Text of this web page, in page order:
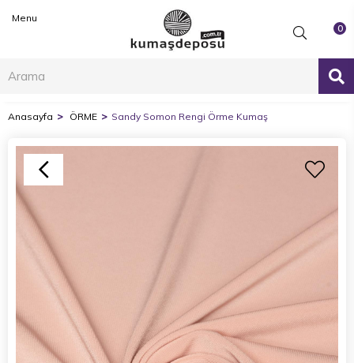
0
Menu
Anasayfa ÖRME Sandy Somon Rengi Örme Kumaş